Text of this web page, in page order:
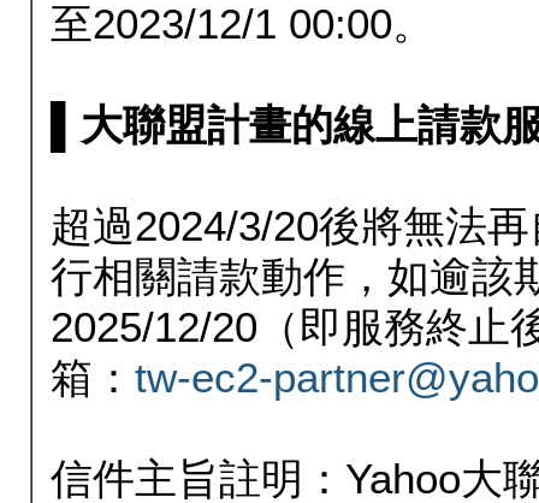
至2023/12/1 00:00。
▌大聯盟計畫的線上請款
超過2024/3/20後將無法
行相關請款動作，如逾該
2025/12/20（即服務終止
箱： tw-ec2-
信件主旨註明：Yahoo大